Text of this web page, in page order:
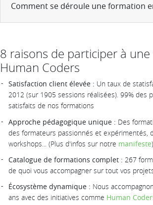
Comment se déroule une formation
8 raisons de participer à
Human Coders
Satisfaction client élevée : Un taux de
2012 (sur 1905 sessions réalisées). 99% des
satisfaits de nos formations
Approche pédagogique unique : Des
des formateurs passionnés et expérimentés,
workshops... (Plus d'infos sur notre manifeste)
Catalogue de formations complet : 267
de quoi vous accompagner sur tout vos
Écosystème dynamique : Nous
ans avec des initiatives comme Human